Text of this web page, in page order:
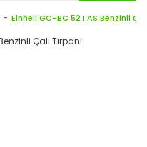
Einhell GC-BC 52 I AS Benzinli